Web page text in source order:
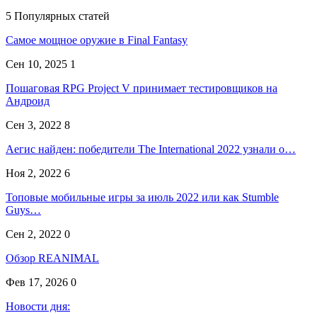
5 Популярных статей
Самое мощное оружие в Final Fantasy
Сен 10, 2025 1
Пошаговая RPG Project V принимает тестировщиков на
Андроид
Сен 3, 2022 8
Аегис найден: победители The International 2022 узнали о…
Ноя 2, 2022 6
Топовые мобильные игры за июль 2022 или как Stumble
Guys…
Сен 2, 2022 0
Обзор REANIMAL
Фев 17, 2026 0
Новости дня: